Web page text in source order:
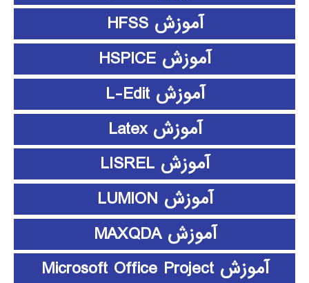
آموزش HFSS
آموزش HSPICE
آموزش L-Edit
آموزش Latex
آموزش LISREL
آموزش LUMION
آموزش MAXQDA
آموزش Microsoft Office Project